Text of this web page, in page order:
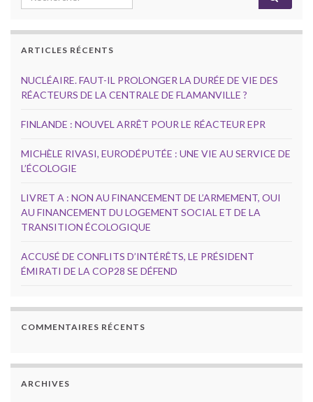
ARTICLES RÉCENTS
NUCLÉAIRE. FAUT-IL PROLONGER LA DURÉE DE VIE DES
RÉACTEURS DE LA CENTRALE DE FLAMANVILLE ?
FINLANDE : NOUVEL ARRÊT POUR LE RÉACTEUR EPR
MICHÈLE RIVASI, EURODÉPUTÉE : UNE VIE AU SERVICE DE
L’ÉCOLOGIE
LIVRET A : NON AU FINANCEMENT DE L’ARMEMENT, OUI
AU FINANCEMENT DU LOGEMENT SOCIAL ET DE LA
TRANSITION ÉCOLOGIQUE
ACCUSÉ DE CONFLITS D’INTÉRÊTS, LE PRÉSIDENT
ÉMIRATI DE LA COP28 SE DÉFEND
COMMENTAIRES RÉCENTS
ARCHIVES